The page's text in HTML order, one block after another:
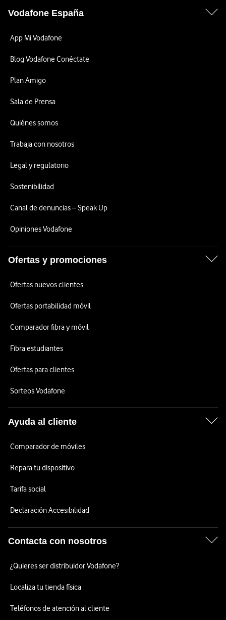
Vodafone España
App Mi Vodafone
Blog Vodafone Conéctate
Plan Amigo
Sala de Prensa
Quiénes somos
Trabaja con nosotros
Legal y regulatorio
Sostenibilidad
Canal de denuncias – Speak Up
Opiniones Vodafone
Ofertas y promociones
Ofertas nuevos clientes
Ofertas portabilidad móvil
Comparador fibra y móvil
Fibra estudiantes
Ofertas para clientes
Sorteos Vodafone
Ayuda al cliente
Comparador de móviles
Repara tu dispositivo
Tarifa social
Declaración Accesibilidad
Contacta con nosotros
¿Quieres ser distribuidor Vodafone?
Localiza tu tienda física
Teléfonos de atención al cliente